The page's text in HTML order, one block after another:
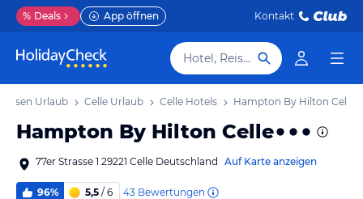
% Deals App öffnen Kontakt
Hotel, Reiseziel
Urlaub Celle Urlaub Celle Hotels Hampton By Hilton Celle
Hampton By Hilton Celle
77er Strasse 1 29221 Celle Deutschland Auf Karte anzeigen
96% 5,5 / 6 43 Bewertungen